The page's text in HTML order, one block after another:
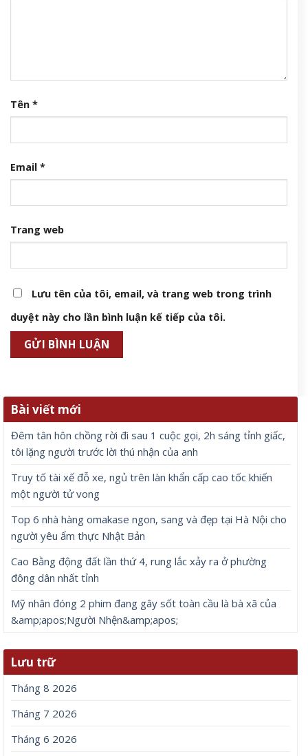
Tên *
Email *
Trang web
Lưu tên của tôi, email, và trang web trong trình
duyệt này cho lần bình luận kế tiếp của tôi.
Bài viết mới
Đêm tân hôn chồng rời đi sau 1 cuộc gọi, 2h sáng tỉnh giấc,
tôi lặng người trước lời thú nhận của anh
Truy tố tài xế đỗ xe, ngủ trên làn khẩn cấp cao tốc khiến
một người tử vong
Top 6 nhà hàng omakase ngon, sang và đẹp tại Hà Nội cho
người yêu ẩm thực Nhật Bản
Cao Bằng động đất lần thứ 4, rung lắc xảy ra ở phường
đông dân nhất tỉnh
Mỹ nhân đóng 2 phim đang gây sốt toàn cầu là bà xã của
&amp;apos;Người Nhện&amp;apos;
Lưu trữ
Tháng 8 2026
Tháng 7 2026
Tháng 6 2026